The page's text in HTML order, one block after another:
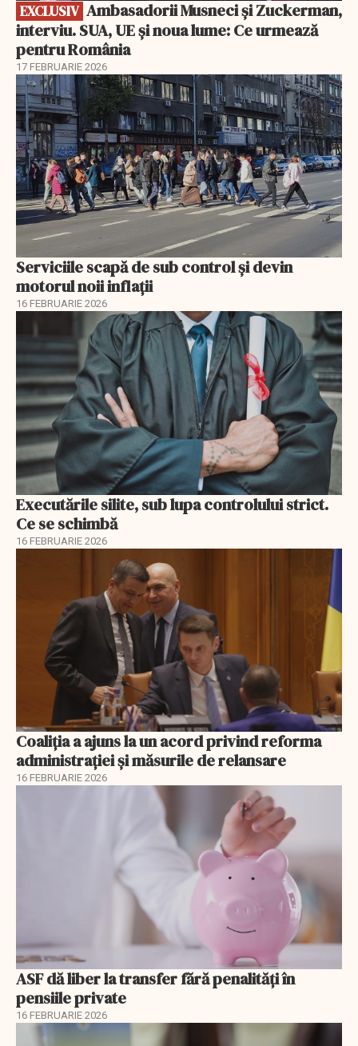
EXCLUSIV
interviu. SUA, UE și noua lume: Ce urmează
pentru România
17 FEBRUARIE 2026
Serviciile scapă de sub control și devin
motorul noii inflații
16 FEBRUARIE 2026
Executările silite, sub lupa controlului strict.
Ce se schimbă
16 FEBRUARIE 2026
Coaliția a ajuns la un acord privind reforma
administrației și măsurile de relansare
16 FEBRUARIE 2026
ASF dă liber la transfer fără penalități în
pensiile private
16 FEBRUARIE 2026